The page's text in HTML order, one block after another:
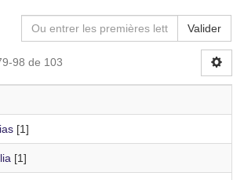
Valider
98 de 103
[1]
[1]